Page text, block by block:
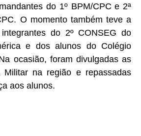
do 1º BPM/CPC e 2ª
O momento também teve a
do 2º CONSEG do
e dos alunos do Colégio
ocasião, foram divulgadas as
na região e repassadas
aos alunos.